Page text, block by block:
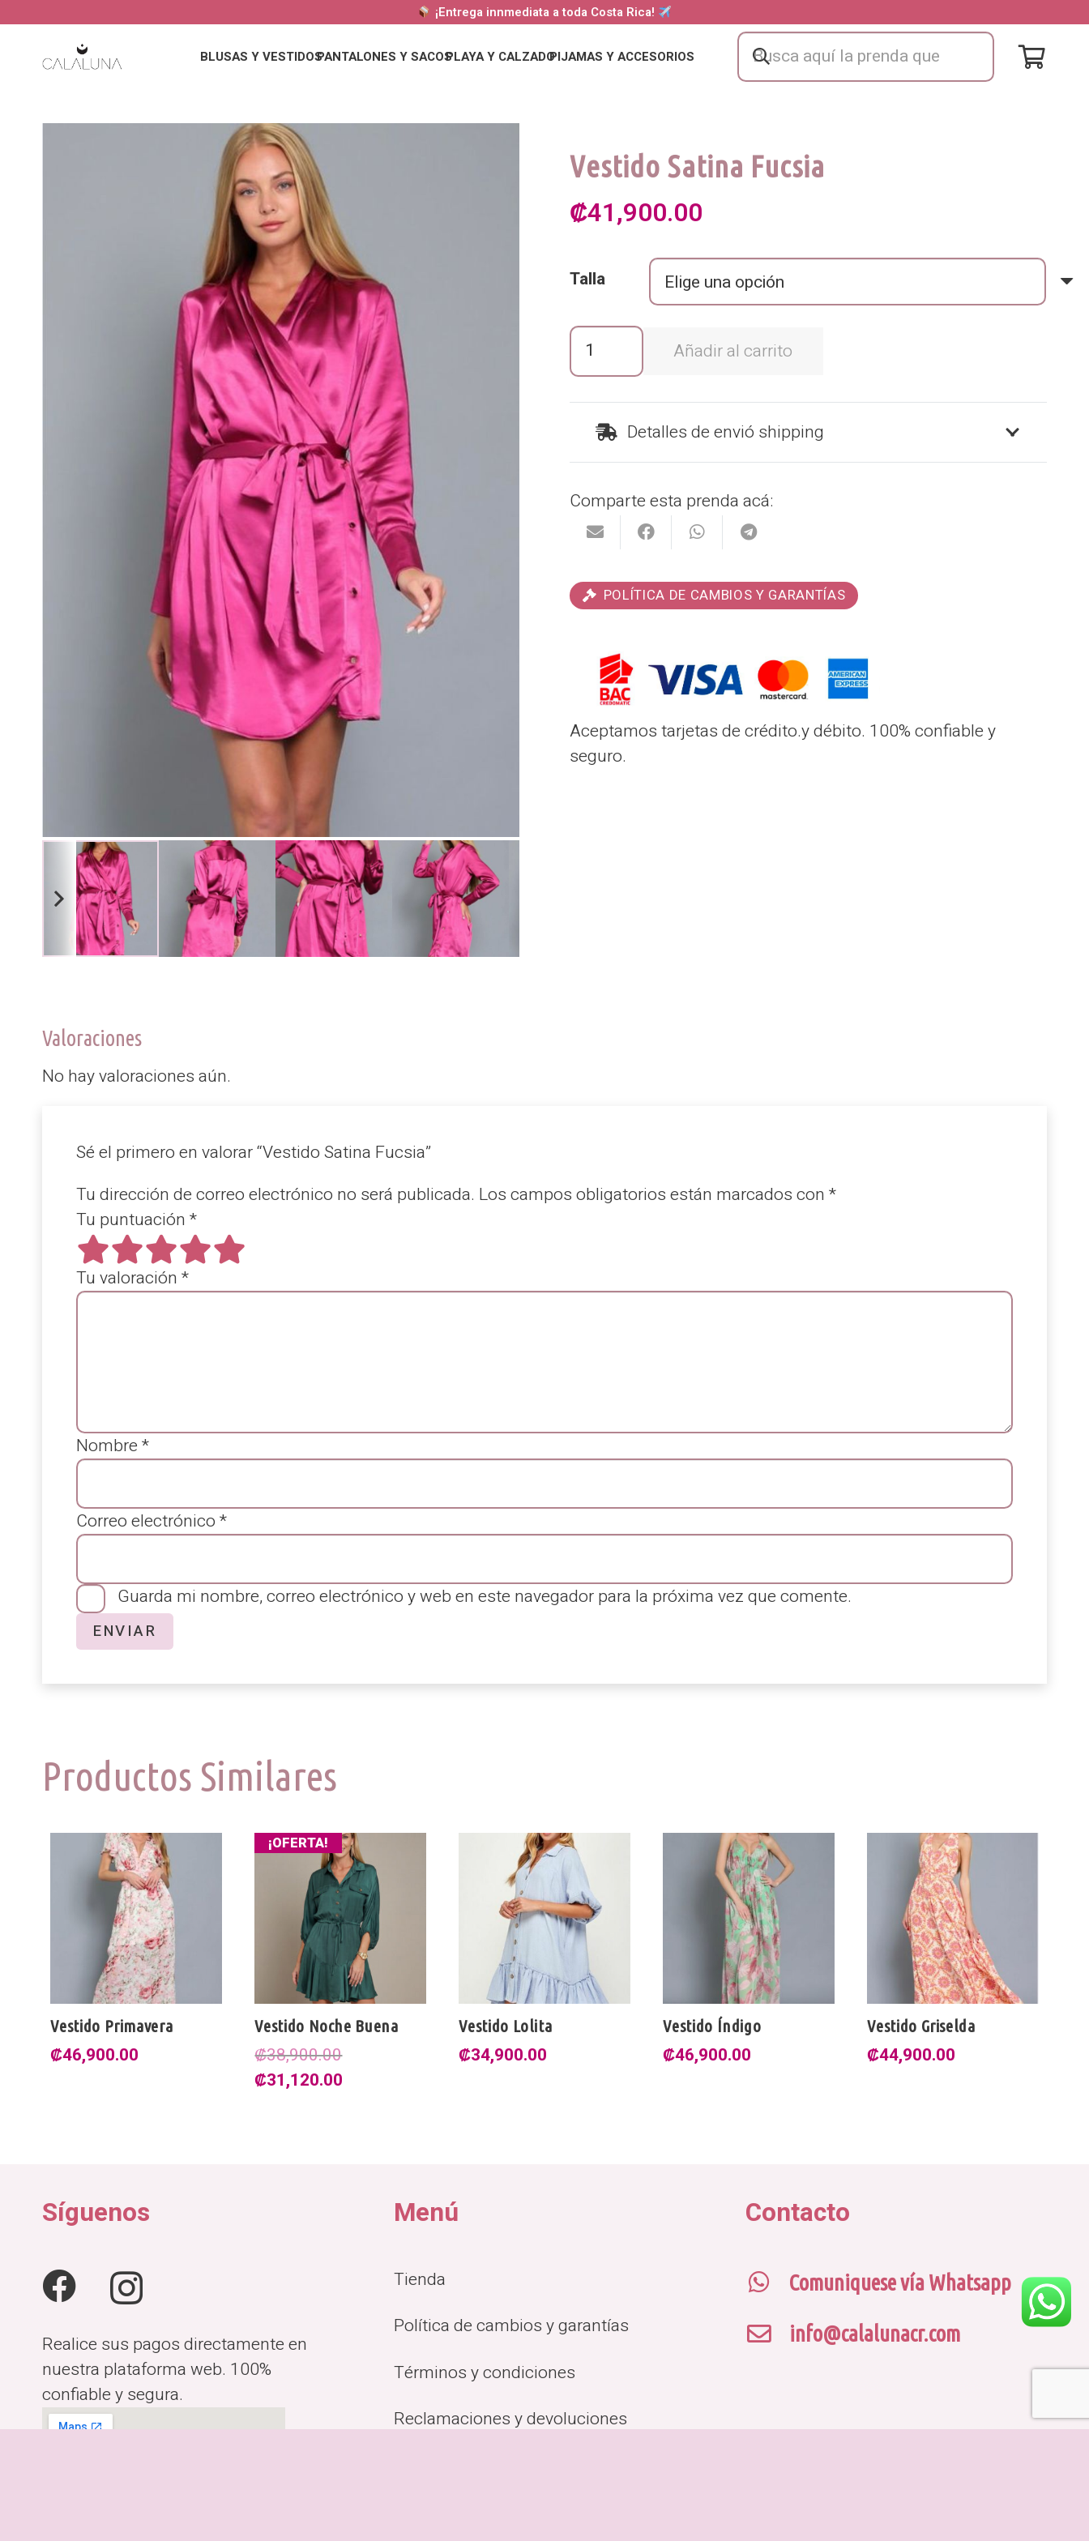
¡Entrega innmediata a toda Costa Rica!
BLUSAS Y VESTIDOSPANTALONES Y SACOSPLAYA Y CALZADOPIJAMAS Y ACCESORIOS
Vestido Satina Fucsia
₡41,900.00
Talla
Vestido
Satina
Añadir al carrito
Detalles de envió shipping
Comparte esta prenda acá:
POLÍTICA DE CAMBIOS Y GARANTÍAS
Aceptamos tarjetas de crédito.y débito. 100% confiable y
seguro.
Valoraciones
No hay valoraciones aún.
Sé el primero en valorar “Vestido Satina Fucsia”
Tu dirección de correo electrónico no será publicada. Los campos obligatorios están marcados con*
Tu puntuación*
Tu valoración*
Nombre*
Correo electrónico*
Guarda mi nombre, correo electrónico y web en este navegador para la próxima vez que comente.
Productos Similares
Vestido Primavera
₡46,900.00
¡OFERTA!
Vestido Noche Buena
₡38,900.00
El
₡31,120.00
Vestido Lolita
₡34,900.00
Vestido Índigo
₡46,900.00
Vestido Griselda
₡44,900.00
Síguenos
Realice sus pagos directamente en
nuestra plataforma web. 100%
confiable y segura.
Menú
Tienda
Política de cambios y garantías
Términos y condiciones
Reclamaciones y devoluciones
Contacto
Comuniquese vía Whatsapp
info@calalunacr.com